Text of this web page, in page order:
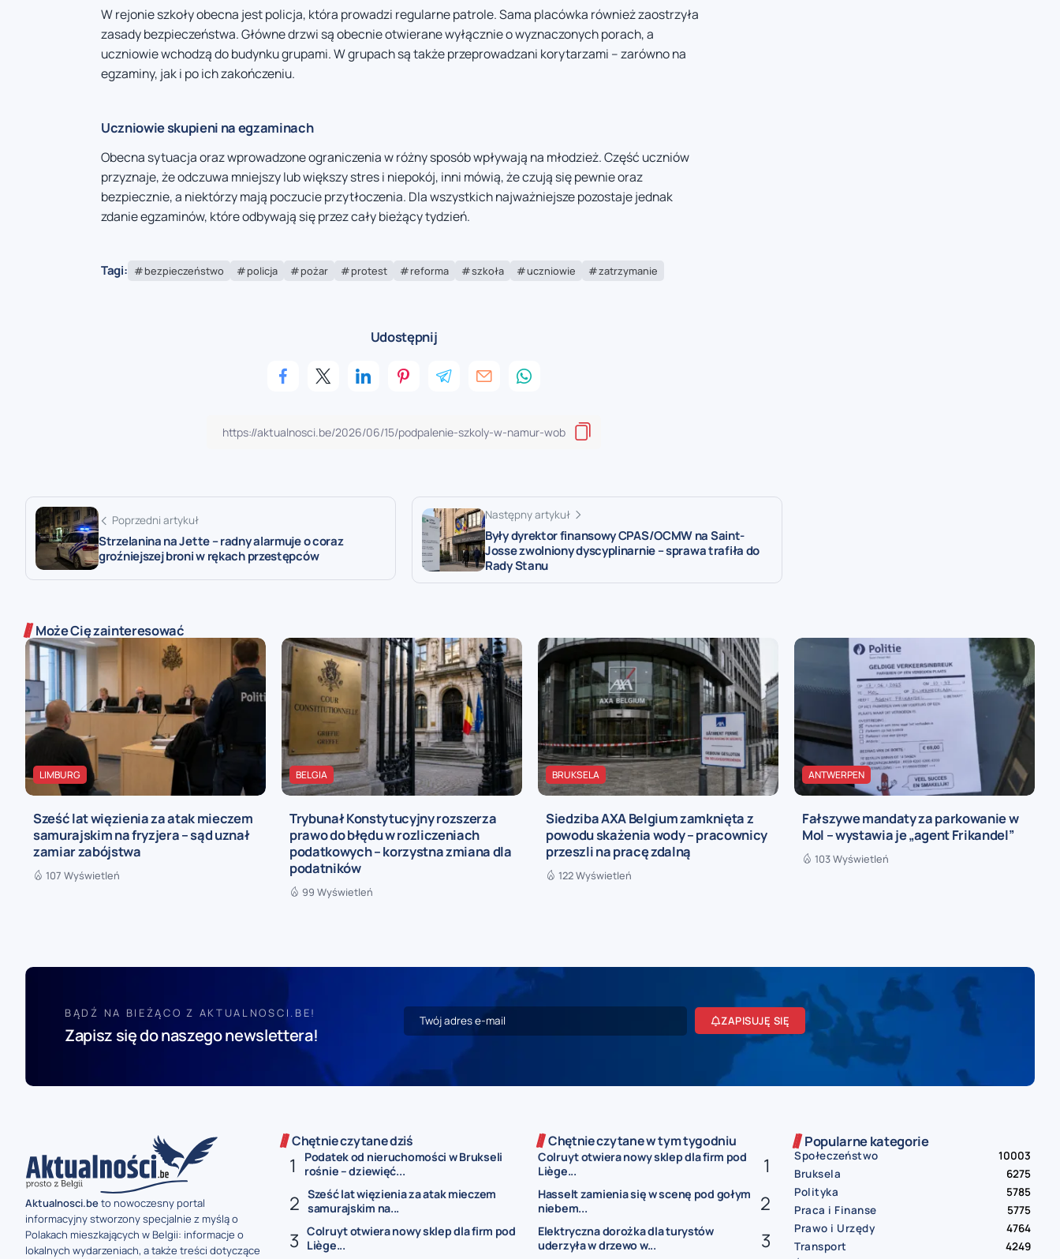
W rejonie szkoły obecna jest policja, która prowadzi regularne patrole. Sama placówka również zaostrzyła
zasady bezpieczeństwa. Główne drzwi są obecnie otwierane wyłącznie o wyznaczonych porach, a
uczniowie wchodzą do budynku grupami. W grupach są także przeprowadzani korytarzami – zarówno na
egzaminy, jak i po ich zakończeniu.
Uczniowie skupieni na egzaminach
Obecna sytuacja oraz wprowadzone ograniczenia w różny sposób wpływają na młodzież. Część uczniów
przyznaje, że odczuwa mniejszy lub większy stres i niepokój, inni mówią, że czują się pewnie oraz
bezpiecznie, a niektórzy mają poczucie przytłoczenia. Dla wszystkich najważniejsze pozostaje jednak
zdanie egzaminów, które odbywają się przez cały bieżący tydzień.
Tagi: bezpieczeństwo policja pożar protest reforma szkoła uczniowie zatrzymanie
Udostępnij
Poprzedni artykuł
Strzelanina na Jette – radny alarmuje o coraz
groźniejszej broni w rękach przestępców
Następny artykuł
Były dyrektor finansowy CPAS/OCMW na Saint-
Josse zwolniony dyscyplinarnie – sprawa trafiła do
Rady Stanu
Może Cię zainteresować
LIMBURG
Sześć lat więzienia za atak mieczem
samurajskim na fryzjera – sąd uznał
zamiar zabójstwa
107 Wyświetleń
BELGIA
Trybunał Konstytucyjny rozszerza
prawo do błędu w rozliczeniach
podatkowych – korzystna zmiana dla
podatników
99 Wyświetleń
BRUKSELA
Siedziba AXA Belgium zamknięta z
powodu skażenia wody – pracownicy
przeszli na pracę zdalną
122 Wyświetleń
ANTWERPEN
Fałszywe mandaty za parkowanie w
Mol – wystawia je „agent Frikandel”
103 Wyświetleń
BĄDŹ NA BIEŻĄCO Z AKTUALNOSCI.BE!
Zapisz się do naszego newslettera!
ZAPISUJĘ SIĘ
Aktualnosci.beto nowoczesny portal
informacyjny stworzony specjalnie z myślą o
Polakach mieszkających w Belgii: informacje o
lokalnych wydarzeniach, a także treści dotyczące
Chętnie czytane dziś
Podatek od nieruchomości w Brukseli
rośnie – dziewięć...
Sześć lat więzienia za atak mieczem
samurajskim na...
Colruyt otwiera nowy sklep dla firm pod
Liège...
Chętnie czytane w tym tygodniu
Colruyt otwiera nowy sklep dla firm pod
Liège...
Hasselt zamienia się w scenę pod gołym
niebem...
Elektryczna dorożka dla turystów
uderzyła w drzewo w...
Popularne kategorie
Społeczeństwo
10003
Bruksela
6275
Polityka
5785
Praca i Finanse
5775
Prawo i Urzędy
4764
Transport
4249